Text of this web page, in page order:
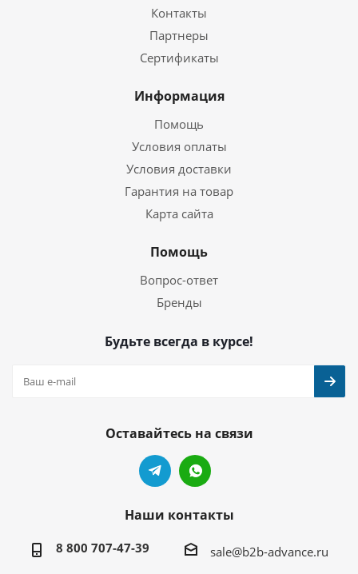
Контакты
Партнеры
Сертификаты
Информация
Помощь
Условия оплаты
Условия доставки
Гарантия на товар
Карта сайта
Помощь
Вопрос-ответ
Бренды
Будьте всегда в курсе!
Оставайтесь на связи
Наши контакты
8 800 707-47-39 sale@b2b-advance.ru